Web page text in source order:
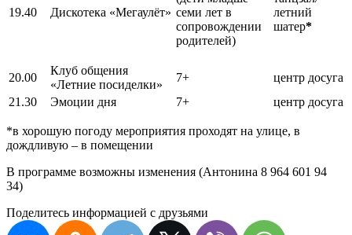
19.40 Дискотека «Мегаулёт» семи лет в
сопровождении
родителей)
летний
шатер*
20.00
Клуб общения
«Летние посиделки»
7+
центр досуга
21.30
Эмоции дня 7+ центр досуга
*в хорошую погоду мероприятия проходят на улице, в
дождливую – в помещении
В программе возможны изменения (Антонина 8 964 601 94
34)
Поделитесь информацией с друзьями